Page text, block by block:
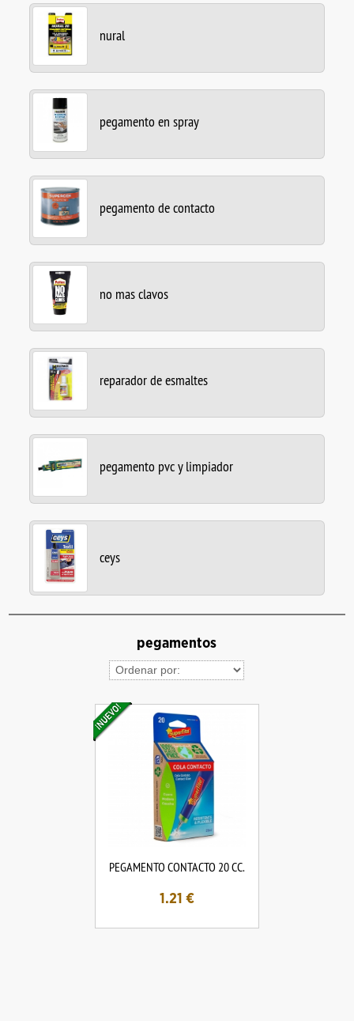
nural
pegamento en spray
pegamento de contacto
no mas clavos
reparador de esmaltes
pegamento pvc y limpiador
ceys
pegamentos
PEGAMENTO CONTACTO 20 CC.
1.21 €